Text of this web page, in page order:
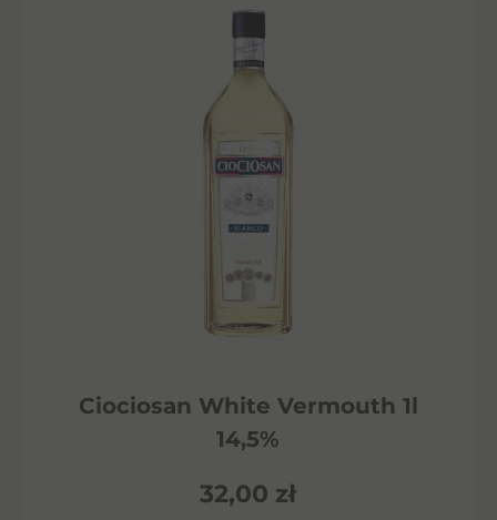
Ciociosan White Vermouth 1l
14,5%
32,00 zł